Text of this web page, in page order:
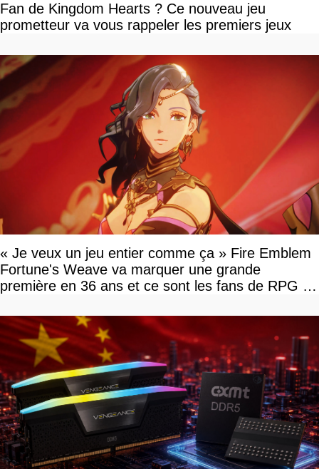
Fan de Kingdom Hearts ? Ce nouveau jeu
prometteur va vous rappeler les premiers jeux
« Je veux un jeu entier comme ça » Fire Emblem
Fortune's Weave va marquer une grande
première en 36 ans et ce sont les fans de RPG en